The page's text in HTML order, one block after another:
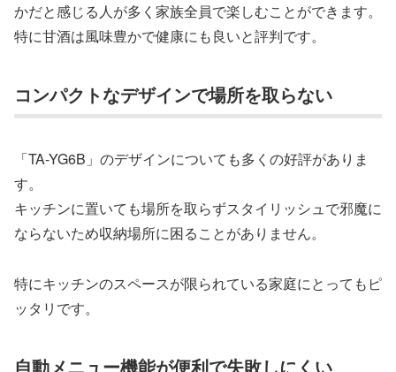
かだと感じる人が多く家族全員で楽しむことができます。
特に甘酒は風味豊かで健康にも良いと評判です。
コンパクトなデザインで場所を取らない
「TA-YG6B」のデザインについても多くの好評がありま
す。
キッチンに置いても場所を取らずスタイリッシュで邪魔に
ならないため収納場所に困ることがありません。
特にキッチンのスペースが限られている家庭にとってもピ
ッタリです。
自動メニュー機能が便利で失敗しにくい